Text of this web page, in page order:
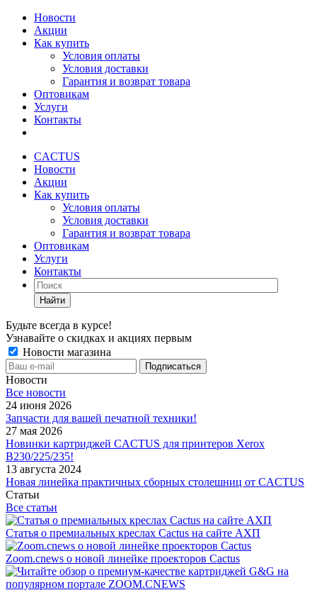
Новости
Акции
Как купить
Условия оплаты
Условия доставки
Гарантия и возврат товара
Оптовикам
Услуги
Контакты
CACTUS
Новости
Акции
Как купить
Условия оплаты
Условия доставки
Гарантия и возврат товара
Оптовикам
Услуги
Контакты
Найти
Будьте всегда в курсе!
Узнавайте о скидках и акциях первым
Новости магазина
Новости
Все новости
24 июня 2026
Запчасти для вашей печатной техники!
27 мая 2026
Новинки картриджей CACTUS для принтеров Xerox
B230/225/235!
13 августа 2024
Новая линейка практичных сборных столешниц от CACTUS
Статьи
Все статьи
Статья о премиальных креслах Cactus на сайте АХП
Zoom.cnews о новой линейке проекторов Cactus